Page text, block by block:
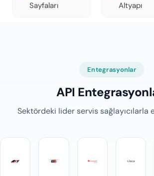
Sayfaları
Altyapı
Entegrasyonlar
API
Sektördeki lider servis sağlayıcılarla